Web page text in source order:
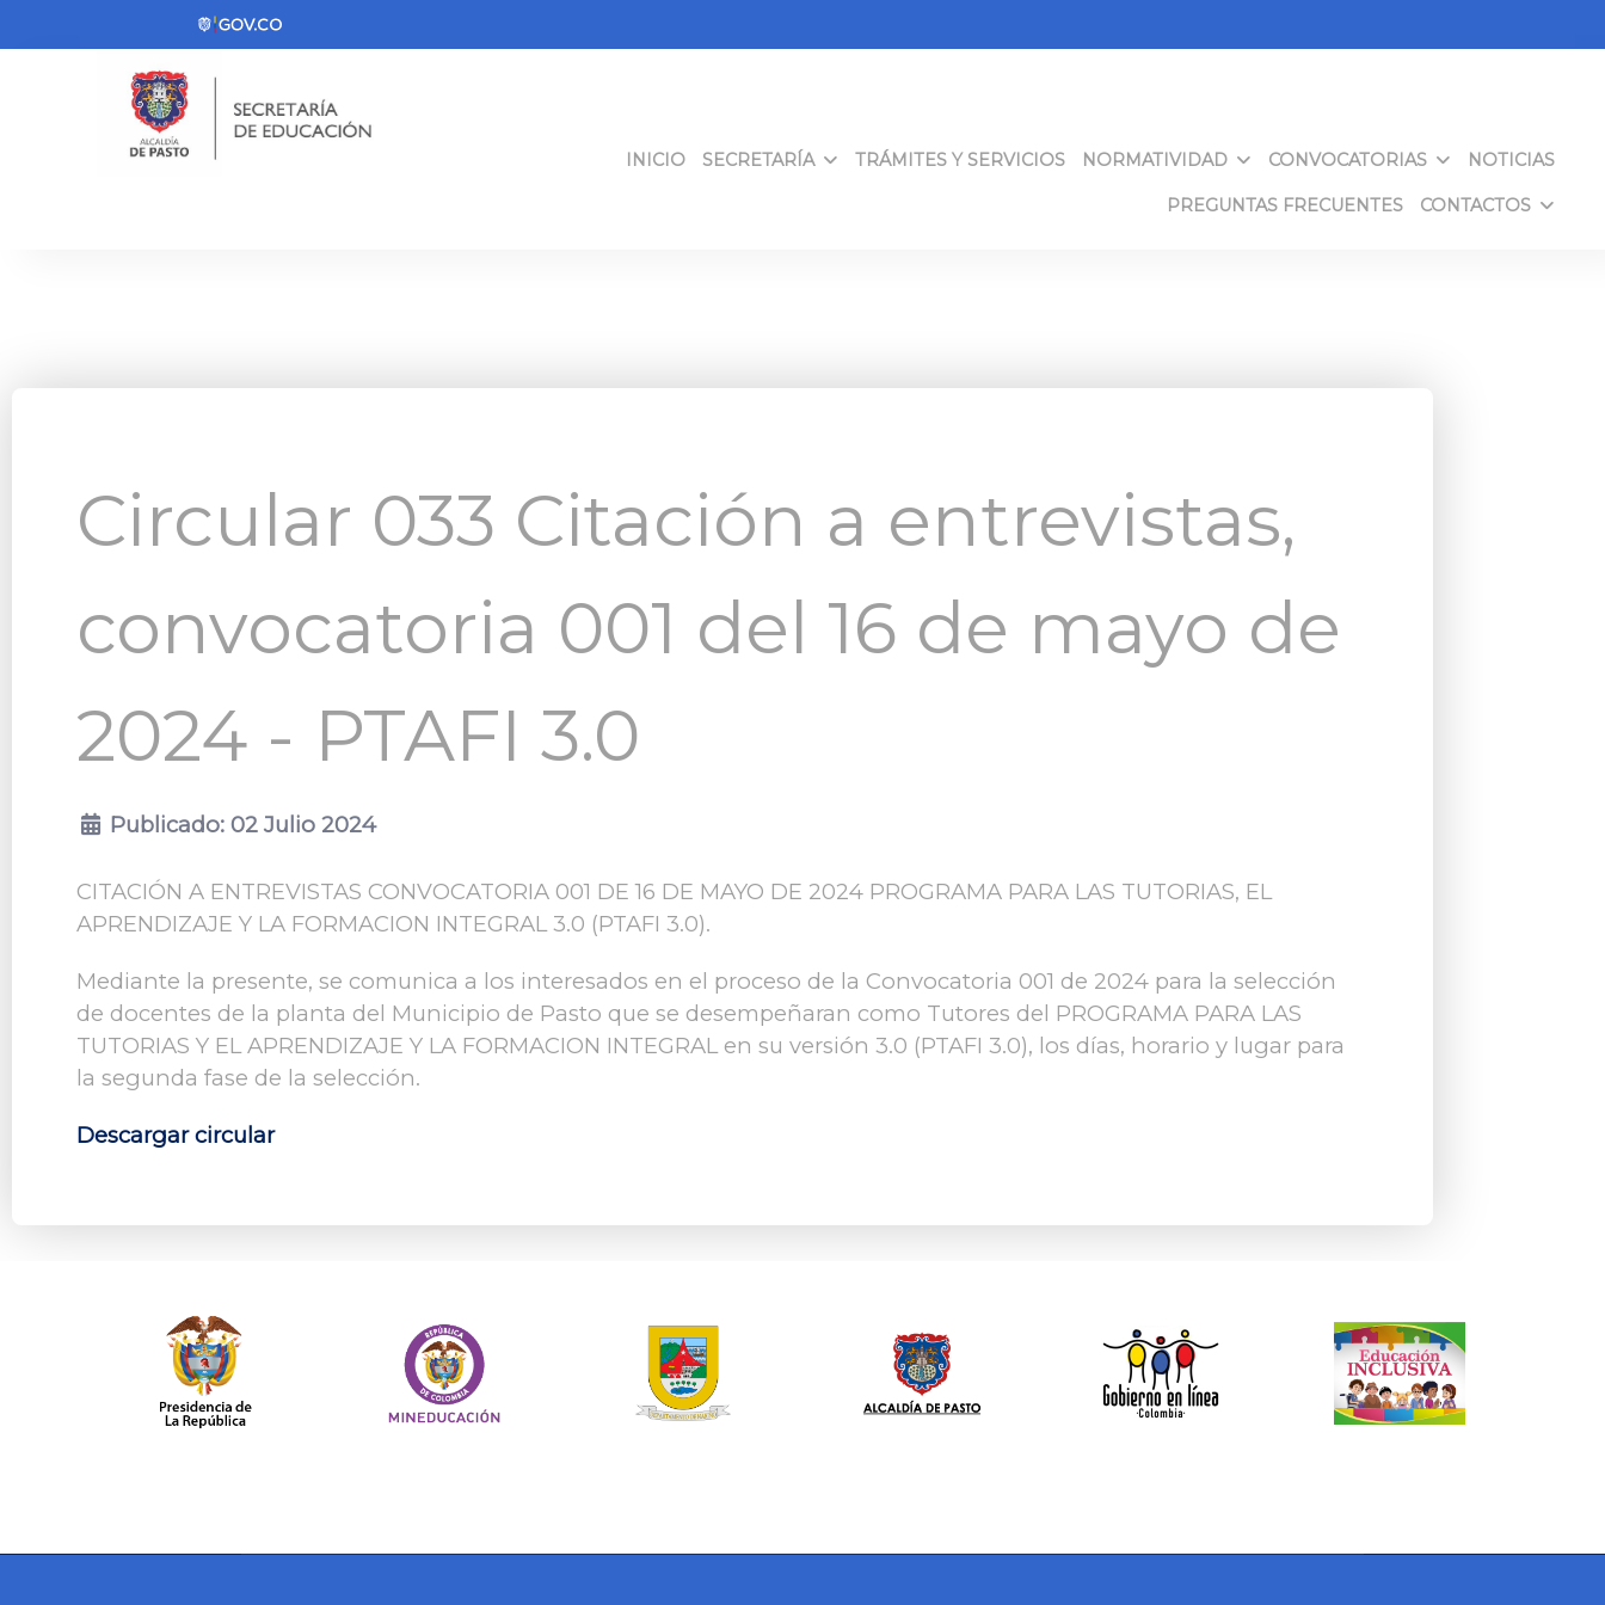
INICIO SECRETARÍA TRÁMITES Y SERVICIOS NORMATIVIDAD CONVOCATORIAS NOTICIAS
PREGUNTAS FRECUENTES CONTACTOS
Circular 033 Citación a entrevistas,
convocatoria 001 del 16 de mayo de
2024 - PTAFI 3.0
Publicado: 02 Julio 2024
CITACIÓN A ENTREVISTAS CONVOCATORIA 001 DE 16 DE MAYO DE 2024 PROGRAMA PARA LAS TUTORIAS, EL
APRENDIZAJE Y LA FORMACION INTEGRAL 3.0 (PTAFI 3.0).
Mediante la presente, se comunica a los interesados en el proceso de la Convocatoria 001 de 2024 para la selección
de docentes de la planta del Municipio de Pasto que se desempeñaran como Tutores del PROGRAMA PARA LAS
TUTORIAS Y EL APRENDIZAJE Y LA FORMACION INTEGRAL en su versión 3.0 (PTAFI 3.0), los días, horario y lugar para
la segunda fase de la selección.
Descargar circular